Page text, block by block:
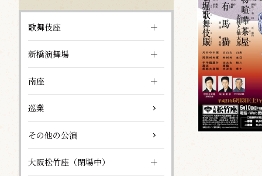
歌舞伎座
新橋演舞場
南座
巡業
その他の公演
大阪松竹座（閉場中）